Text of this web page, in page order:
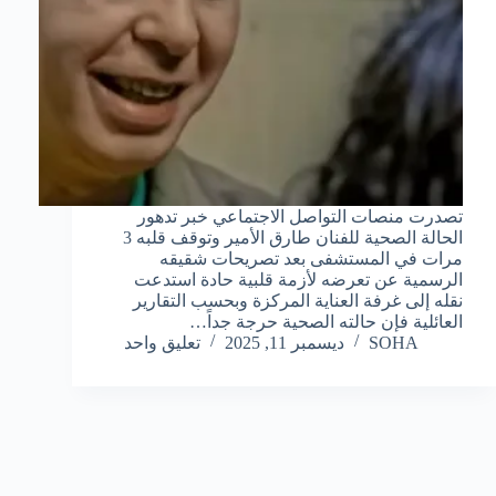
تصدرت منصات التواصل الاجتماعي خبر تدهور
الحالة الصحية للفنان طارق الأمير وتوقف قلبه 3
مرات في المستشفى بعد تصريحات شقيقه
الرسمية عن تعرضه لأزمة قلبية حادة استدعت
نقله إلى غرفة العناية المركزة وبحسب التقارير
العائلية فإن حالته الصحية حرجة جداً…
SOHA
ديسمبر 11, 2025 تعليق واحد